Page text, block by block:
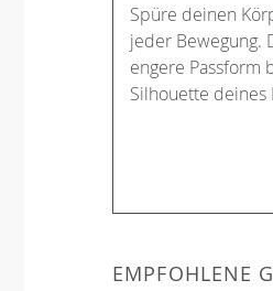
Spüre deinen
jeder Bewegung.
engere Passform
Silhouette deines
EMPFOHLENE